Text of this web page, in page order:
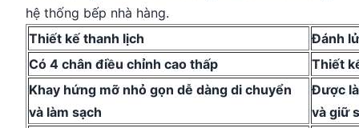
hệ thống bếp nhà hàng.
Thiết kế thanh lịch
Đánh
Có 4 chân điều chỉnh cao thấp
Thiết
Khay hứng mỡ nhỏ gọn dễ dàng di chuyển
và làm sạch
Được
và giữ